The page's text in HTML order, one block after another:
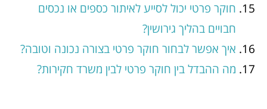
חוקר פרטי יכול לסייע לאיתור כספים או נכסים
חבויים בהליך גירושין?
איך אפשר לבחור חוקר פרטי בצורה נכונה וטובה?
מה ההבדל בין חוקר פרטי לבין משרד חקירות?